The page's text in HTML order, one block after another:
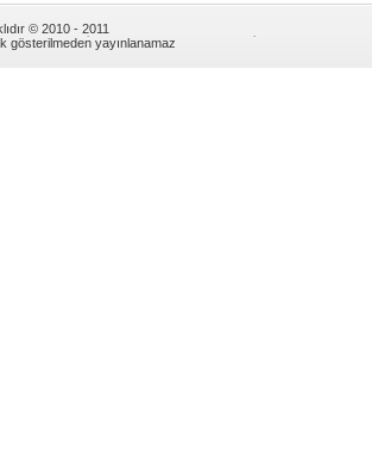
© 2010 - 2011
gösterilmeden yayınlanamaz